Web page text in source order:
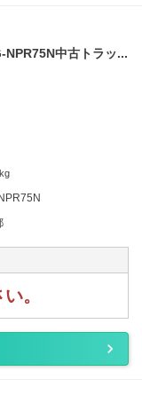
NPR75N中古トラッ...
kg
。